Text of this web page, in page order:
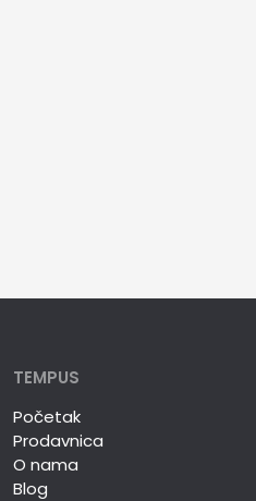
TEMPUS
Početak
Prodavnica
O nama
Blog